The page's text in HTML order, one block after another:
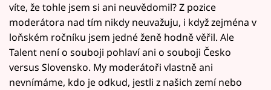
víte, že tohle jsem si ani neuvědomil? Z pozice
moderátora nad tím nikdy neuvažuju, i když zejména v
loňském ročníku jsem jedné ženě hodně věřil. Ale
Talent není o souboji pohlaví ani o souboji Česko
versus Slovensko. My moderátoři vlastně ani
nevnímáme, kdo je odkud, jestli z našich zemí nebo